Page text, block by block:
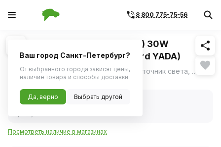
8 800 775-75-56
1/2 Похожие
Фара светодиодная (круглая) 30W
встраиваемая 90*90*72 (Nord YADA)
Фара рабочего света - это мощный источник света, предназначенный для внедорожного использования , для работы от электросети транспортного средства. ещё
Нет в наличии
Нет в наличии
Посмотреть наличие в магазинах
Ваш город Санкт-Петербург?
От выбранного города зависят цены,
наличие товара и способы доставки
Да, верно Выбрать другой